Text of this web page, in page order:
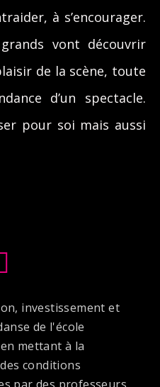
à s’encourager.
vont découvrir
de la scène, toute
d’un spectacle.
pour soi mais aussi
investissement et
de l'école
mettant à la
conditions